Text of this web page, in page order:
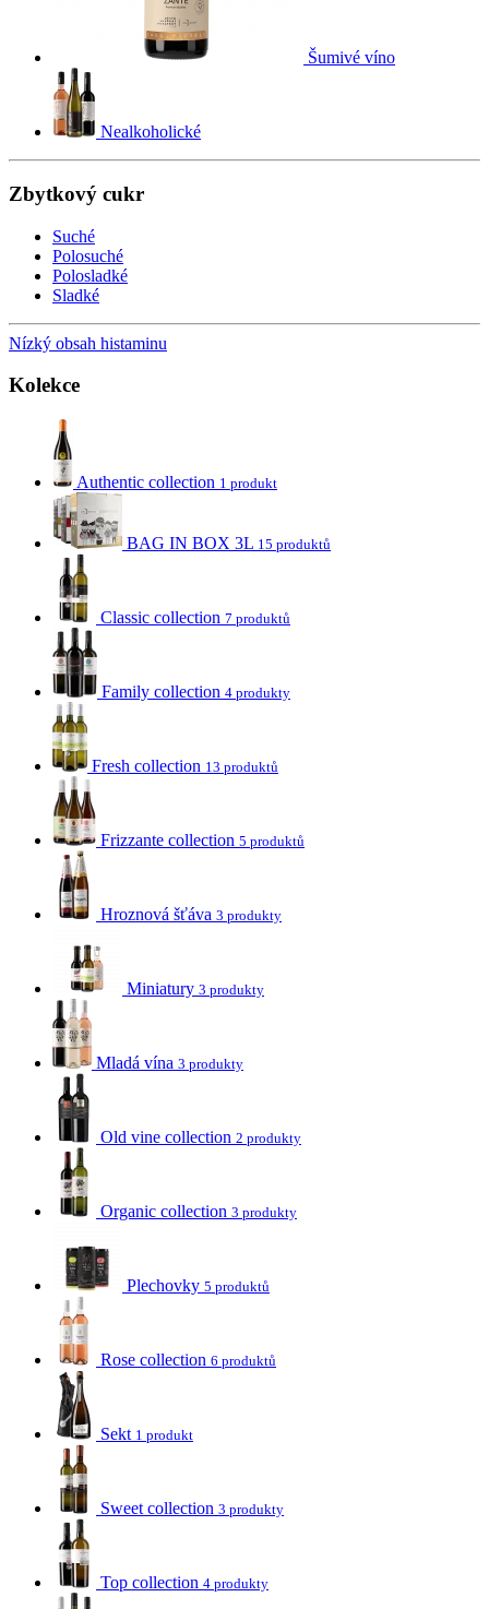
Šumivé víno
Nealkoholické
Zbytkový cukr
Suché
Polosuché
Polosladké
Sladké
Nízký obsah histaminu
Kolekce
Authentic collection 1 produkt
BAG IN BOX 3L 15 produktů
Classic collection 7 produktů
Family collection 4 produkty
Fresh collection 13 produktů
Frizzante collection 5 produktů
Hroznová šťáva 3 produkty
Miniatury 3 produkty
Mladá vína 3 produkty
Old vine collection 2 produkty
Organic collection 3 produkty
Plechovky 5 produktů
Rose collection 6 produktů
Sekt 1 produkt
Sweet collection 3 produkty
Top collection 4 produkty